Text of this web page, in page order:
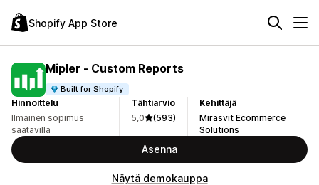
Shopify App Store
Mipler ‑ Custom Reports
Built for Shopify
Hinnoittelu
Ilmainen sopimus
saatavilla
Tähtiarvio
5,0
(593)
Kehittäjä
Mirasvit Ecommerce
Solutions
Asenna
Näytä demokauppa